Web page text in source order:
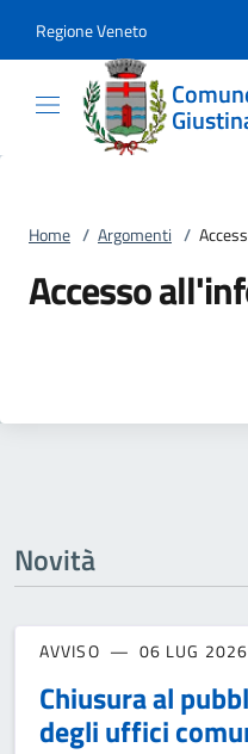
Regione Veneto
Home / Argomenti /
Accesso
Novità
AVVISO 06 LUG 2026
Chiusura al
degli uffici